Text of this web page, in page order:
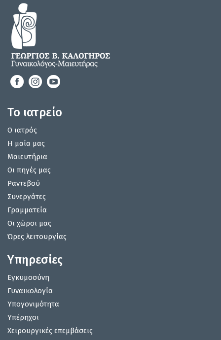
Το ιατρείο
Ο ιατρός
Η μαία μας
Μαιευτήρια
Οι πηγές μας
Ραντεβού
Συνεργάτες
Γραμματεία
Οι χώροι μας
Ώρες λειτουργίας
Υπηρεσίες
Εγκυμοσύνη
Γυναικολογία
Υπογονιμότητα
Υπέρηχοι
Χειρουργικές επεμβάσεις